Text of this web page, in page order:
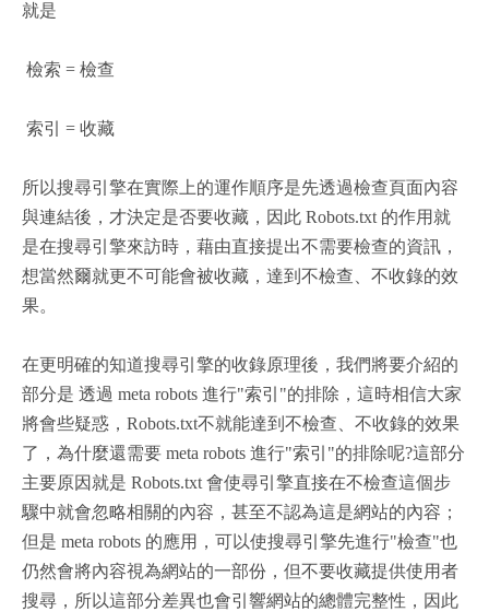
就是
檢索 = 檢查
索引 = 收藏
所以搜尋引擎在實際上的運作順序是先透過檢查頁面內容
與連結後，才決定是否要收藏，因此 Robots.txt 的作用就
是在搜尋引擎來訪時，藉由直接提出不需要檢查的資訊，
想當然爾就更不可能會被收藏，達到不檢查、不收錄的效
果。
在更明確的知道搜尋引擎的收錄原理後，我們將要介紹的
部分是 透過 meta robots 進行"索引"的排除，這時相信大家
將會些疑惑，Robots.txt不就能達到不檢查、不收錄的效果
了，為什麼還需要 meta robots 進行"索引"的排除呢?這部分
主要原因就是 Robots.txt 會使尋引擎直接在不檢查這個步
驟中就會忽略相關的內容，甚至不認為這是網站的內容；
但是 meta robots 的應用，可以使搜尋引擎先進行"檢查"也
仍然會將內容視為網站的一部份，但不要收藏提供使用者
搜尋，所以這部分差異也會引響網站的總體完整性，因此